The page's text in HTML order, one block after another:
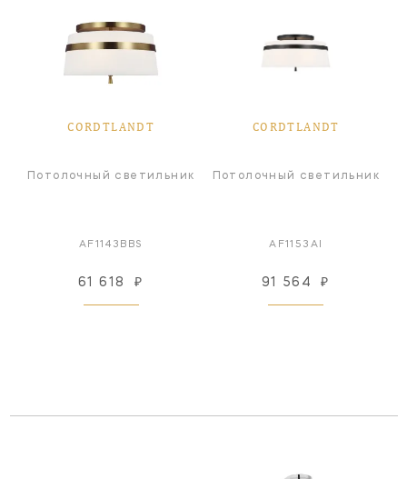
CORDTLANDT
Потолочный светильник
AF1143BBS
61 618 ₽
CORDTLANDT
Потолочный светильник
AF1153AI
91 564 ₽